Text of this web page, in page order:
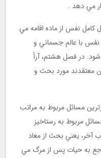
مي دهد .
كامل نفس از ماده اقامه مي
با عالم جسماني و
در فصل هشتم، آرأ
معتقدند مورد بحث و
مسائل مربوط به مراتب
مربوط به رستاخيز
آخر، يعني بحث از معاد
به حيات پس از مرگ مي